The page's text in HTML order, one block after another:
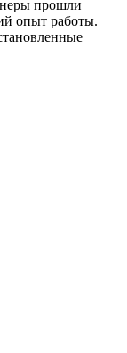
прошли
опыт работы.